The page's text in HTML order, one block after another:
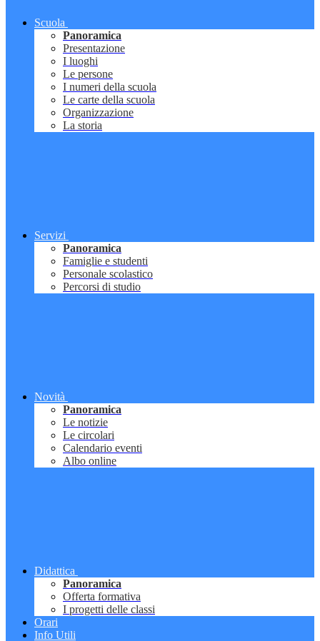
Scuola
Panoramica
Presentazione
I luoghi
Le persone
I numeri della scuola
Le carte della scuola
Organizzazione
La storia
Servizi
Panoramica
Famiglie e studenti
Personale scolastico
Percorsi di studio
Novità
Panoramica
Le notizie
Le circolari
Calendario eventi
Albo online
Didattica
Panoramica
Offerta formativa
I progetti delle classi
Orari
Info Utili